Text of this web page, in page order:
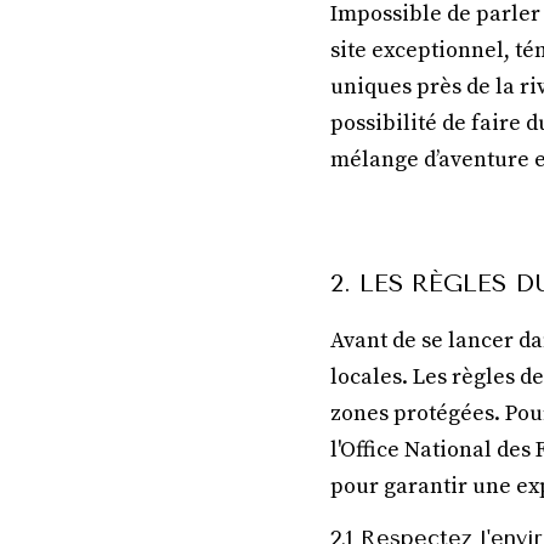
Impossible de parler
site exceptionnel,
uniques près de la
possibilité de faire du
mélange
2. LES RÈGLES
Avant de se lancer
locales. Les règles
zones protégées.
l'Office National des
pour garantir une
2.1 Respectez